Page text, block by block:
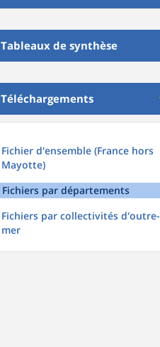
Tableaux de synthèse
Téléchargements
Fichier d'ensemble (France hors
Mayotte)
Fichiers par départements
Fichiers par collectivités d'outre-
mer